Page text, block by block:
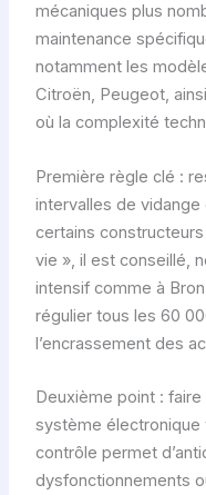
mécaniques plus
maintenance
notamment les
Citroën, Peugeot,
où la complexité
Première règle clé :
intervalles de vidange
certains
vie », il est conseillé,
intensif comme à
régulier tous les 60
l’encrassement des
Deuxième point :
système électronique
contrôle permet
dysfonctionnements